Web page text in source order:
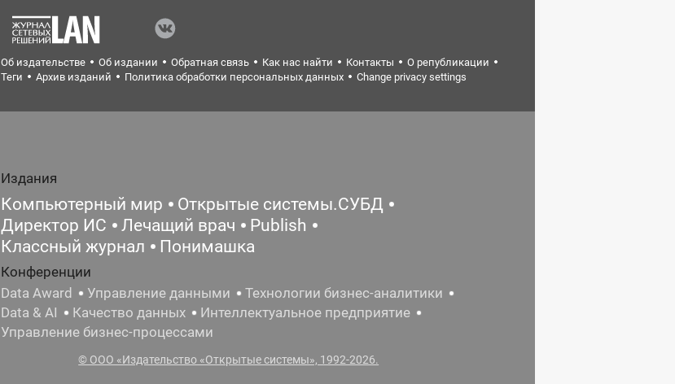
Об издательстве Об издании Обратная связь Как нас найти Контакты
О републикации
Теги
Архив изданий Политика обработки персональных данных Change privacy settings
Издания
Компьютерный мир
Открытые системы.СУБД
Директор ИС
Лечащий врач
Publish
Классный журнал
Понимашка
Конференции
Data Award
Управление данными
Технологии бизнес-аналитики
Data & AI
Качество данных
Интеллектуальное предприятие
Управление бизнес-процессами
© ООО «Издательство «Открытые системы», 1992-2026.